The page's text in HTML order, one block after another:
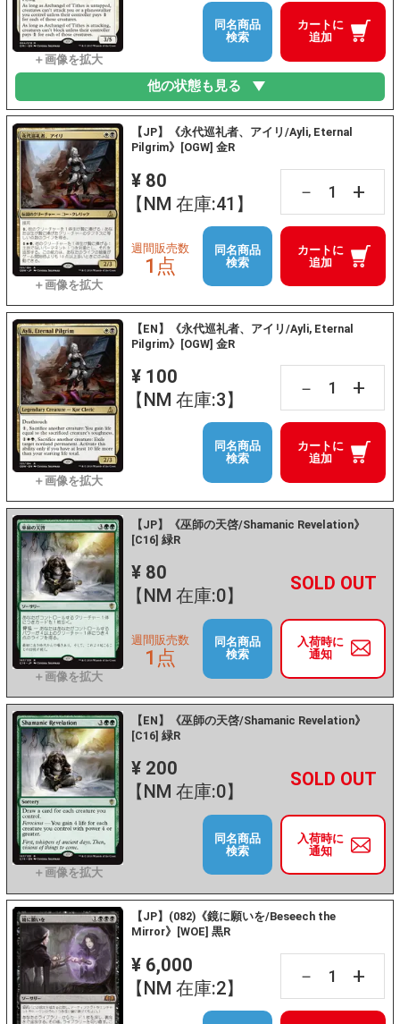
カートに
追加
同名商品
検索
他の状態も見る
【JP】《永代巡礼者、アイリ/Ayli, Eternal
Pilgrim》[OGW] 金R
¥ 80
【NM 在庫:41】
－ +
カートに
追加
週間販売数
1点
同名商品
検索
【EN】《永代巡礼者、アイリ/Ayli, Eternal
Pilgrim》[OGW] 金R
¥ 100
【NM 在庫:3】
－ +
カートに
追加
同名商品
検索
【JP】《巫師の天啓/Shamanic Revelation》
[C16] 緑R
¥ 80
【NM 在庫:0】
－ +
入荷時に
通知
週間販売数
1点
同名商品
検索
【EN】《巫師の天啓/Shamanic Revelation》
[C16] 緑R
¥ 200
【NM 在庫:0】
－ +
入荷時に
通知
同名商品
検索
【JP】(082)《鏡に願いを/Beseech the
Mirror》[WOE] 黒R
¥ 6,000
【NM 在庫:2】
－ +